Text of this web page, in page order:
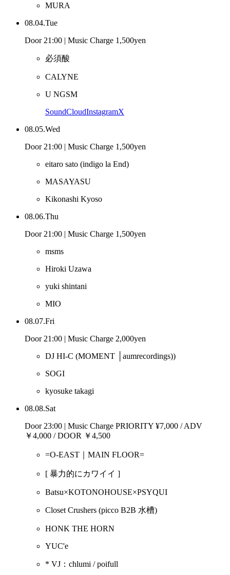
MURA
08.04.Tue
Door 21:00 | Music Charge 1,500yen
必須酸
CALYNE
U NGSM
SoundCloudInstagramX
08.05.Wed
Door 21:00 | Music Charge 1,500yen
eitaro sato (indigo la End)
MASAYASU
Kikonashi Kyoso
08.06.Thu
Door 21:00 | Music Charge 1,500yen
msms
Hiroki Uzawa
yuki shintani
MIO
08.07.Fri
Door 21:00 | Music Charge 2,000yen
DJ HI-C (MOMENT │aumrecordings))
SOGI
kyosuke takagi
08.08.Sat
Door 23:00 | Music Charge PRIORITY ¥7,000 / ADV
￥4,000 / DOOR ￥4,500
=O-EAST｜MAIN FLOOR=
[ 暴力的にカワイイ ]
Batsu×KOTONOHOUSE×PSYQUI
Closet Crushers (picco B2B 水槽)
HONK THE HORN
YUC'e
* VJ：chlumi / poifull